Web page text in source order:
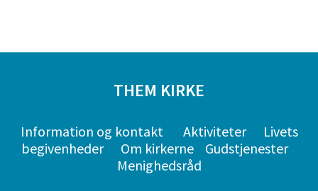
THEM KIRKE
Information og kontakt Aktiviteter
Livets
begivenheder
Om kirkerne
Gudstjenester
Menighedsråd